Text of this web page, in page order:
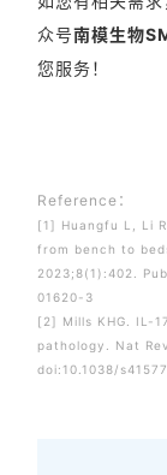
众号南模生物
您服务！
Reference：
[1] Huangfu L, Li
from bench to
2023;8(1):402.
01620-3
[2] Mills KHG. IL-
pathology. Nat
doi:10.1038/